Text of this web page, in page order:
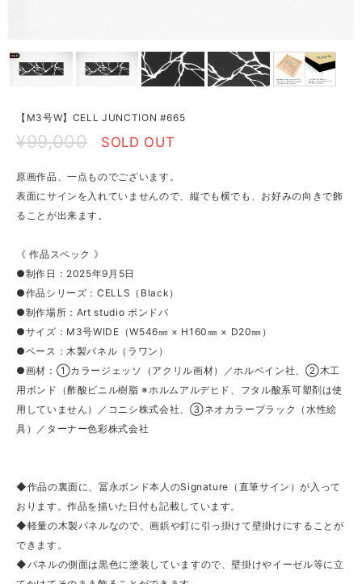
【M3号W】CELL JUNCTION #665
¥99,000 SOLD OUT
原画作品、一点ものでございます。
表面にサインを入れていませんので、縦でも横でも、お好みの向きで飾
ることが出来ます。
《 作品スペック 》
●制作日：2025年9月5日
●作品シリーズ：CELLS（Black）
●制作場所：Art studio ボンドバ
●サイズ：M3号WIDE（W546㎜ × H160㎜ × D20㎜）
●ベース：木製パネル（ラワン）
●画材：①カラージェッソ（アクリル画材）／ホルベイン社、②木工
用ボンド（酢酸ビニル樹脂 ※ホルムアルデヒド、フタル酸系可塑剤は使
用していません）／コニシ株式会社、③ネオカラーブラック（水性絵
具）／ターナー色彩株式会社
◆作品の裏面に、冨永ボンド本人のSignature（直筆サイン）が入って
おります。作品を描いた日付も記載しています。
◆軽量の木製パネルなので、画鋲や釘に引っ掛けて壁掛けにすることが
できます。
◆パネルの側面は黒色に塗装していますので、壁掛けやイーゼル等に立